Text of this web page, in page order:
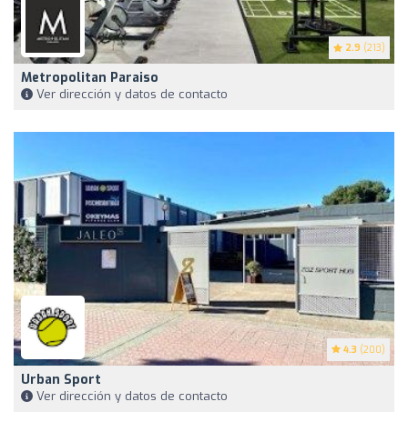
2.9 (213)
Metropolitan Paraiso
Ver dirección y datos de contacto
4.3 (200)
Urban Sport
Ver dirección y datos de contacto